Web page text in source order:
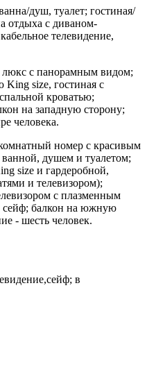
душ, туалет; гостиная/
отдыха с диваном-
телевидение,
люкс с панорамным видом;
King size, гостиная с
кроватью;
на западную сторону;
человека.
номер с красивым
душем и туалетом;
size и гардеробной,
и телевизором);
с плазменным
сейф; балкон на южную
- шесть человек.
в